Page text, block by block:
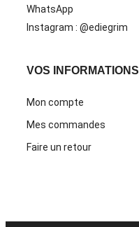
WhatsApp
Instagram : @ediegrim
VOS INFORMATIONS
Mon compte
Mes commandes
Faire un retour